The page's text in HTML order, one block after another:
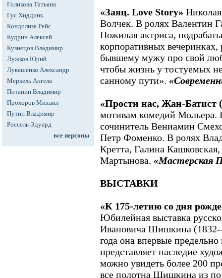
Голикова Татьяна
Гус Хиддинк
Кондолиза Райс
Кудрин Алексей
Кузнецов Владимир
Лужков Юрий
Лукашенко Александр
Меркель Ангела
Потанин Владимир
Прохоров Михаил
Путин Владимир
Россель Эдуард
все персоны
«Заяц. Love Story»
Волчек. В ролях Валентин
Пожилая актриса,
корпоративных вечеринках,
бывшему мужу про свой
чтобы жизнь у тостуемых
санному пути».
«Прости нас, Жан-
мотивам комедий Мольера.
сочинитель Вениамин
Петр Фоменко. В ролях
Кретта, Галина
Мартынова. «Мастерская
ВЫСТАВКИ
«К 175-летию со дня
Юбилейная выставка
Ивановича Шишкина
года она впервые
представляет наследие
можно увидеть более 200
все полотна Шишкина из